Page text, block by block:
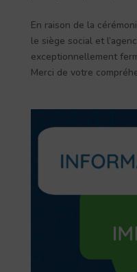
En raison de la
le siège social et
exceptionnellement
Merci de votre